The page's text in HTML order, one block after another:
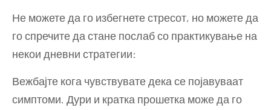
Не можете да го избегнете стресот, но можете да
го спречите да стане послаб со практикување на
некои дневни стратегии:
Вежбајте кога чувствувате дека се појавуваат
симптоми. Дури и кратка прошетка може да го